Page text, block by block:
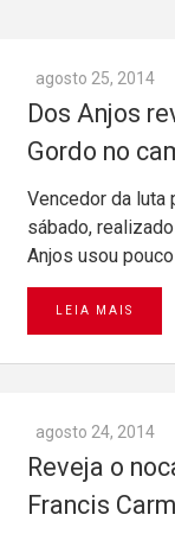
agosto 25, 2014
Dos Anjos
Gordo no
Vencedor da luta
sábado,
Anjos usou
LEIA MAIS
agosto 24, 2014
Reveja o
Francis